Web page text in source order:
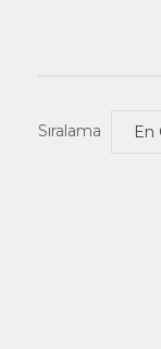
Sıralama